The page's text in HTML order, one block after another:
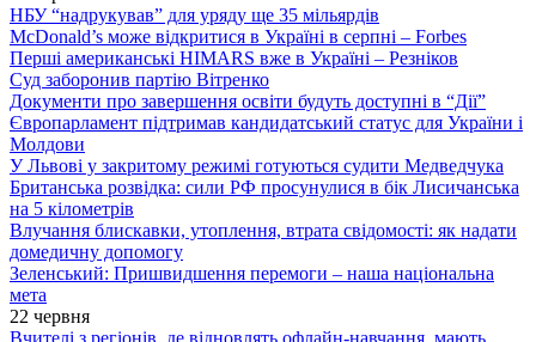
НБУ “надрукував” для уряду ще 35 мільярдів
McDonald’s може відкритися в Україні в серпні – Forbes
Перші американські HIMARS вже в Україні – Резніков
Суд заборонив партію Вітренко
Документи про завершення освіти будуть доступні в “Дії”
Європарламент підтримав кандидатський статус для України і
Молдови
У Львові у закритому режимі готуються судити Медведчука
Британська розвідка: сили РФ просунулися в бік Лисичанська
на 5 кілометрів
Влучання блискавки, утоплення, втрата свідомості: як надати
домедичну допомогу
Зеленський: Пришвидшення перемоги – наша національна
мета
22 червня